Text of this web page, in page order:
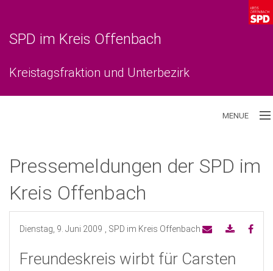
SPD im Kreis Offenbach
Kreistagsfraktion und Unterbezirk
MENUE
Unterbezirk
Pressemeldungen der SPD im
Kreis Offenbach
Dienstag, 9. Juni 2009 , SPD im Kreis Offenbach
Freundeskreis wirbt für Carsten